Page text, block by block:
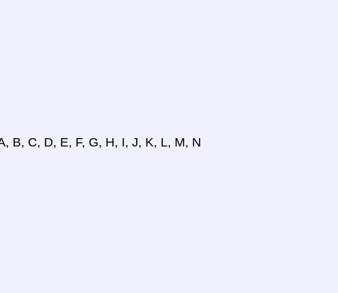
B, C, D, E, F, G, H, I, J, K, L, M, N